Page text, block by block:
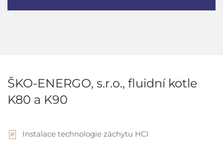
ŠKO-ENERGO, s.r.o., fluidní kotle
K80 a K90
Instalace technologie záchytu HCl